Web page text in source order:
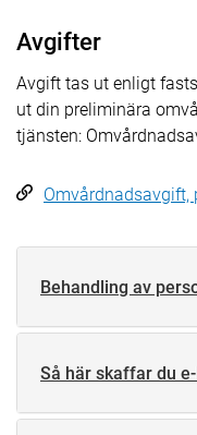
Avgifter
Avgift tas ut enligt
ut din preliminära
tjänsten:
Omvårdnadsavgift,
Behandling av
Så här skaffar du